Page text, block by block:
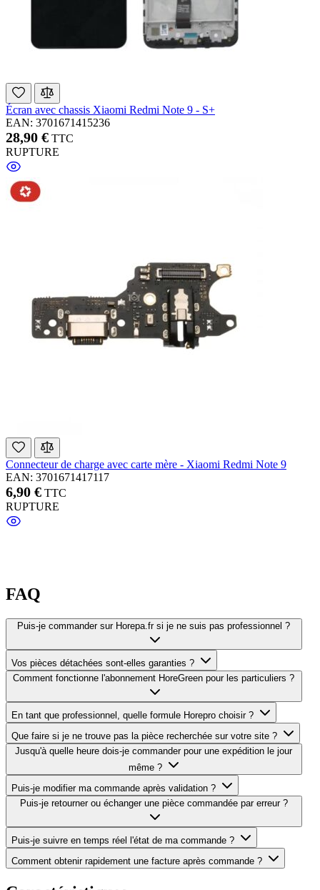
Écran avec chassis Xiaomi Redmi Note 9 - S+
EAN: 3701671415236
28,90 € TTC
RUPTURE
Connecteur de charge avec carte mère - Xiaomi Redmi Note 9
EAN: 3701671417117
6,90 € TTC
RUPTURE
FAQ
Puis-je commander sur Horepa.fr si je ne suis pas professionnel ?
Vos pièces détachées sont-elles garanties ?
Comment fonctionne l'abonnement HoreGreen pour les particuliers ?
En tant que professionnel, quelle formule Horepro choisir ?
Que faire si je ne trouve pas la pièce recherchée sur votre site ?
Jusqu'à quelle heure dois-je commander pour une expédition le jour
même ?
Puis-je modifier ma commande après validation ?
Puis-je retourner ou échanger une pièce commandée par erreur ?
Puis-je suivre en temps réel l'état de ma commande ?
Comment obtenir rapidement une facture après commande ?